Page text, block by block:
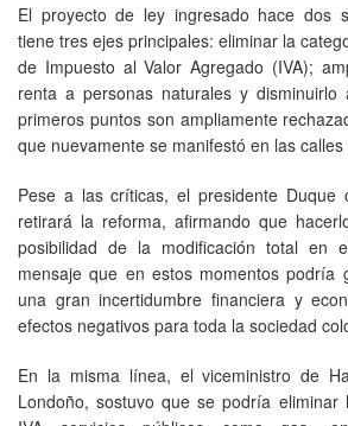
El proyecto de ley ingresado hace dos
tiene tres ejes principales: eliminar la
de Impuesto al Valor Agregado (IVA);
renta a personas naturales y
primeros puntos son ampliamente
que nuevamente se manifestó en las
Pese a las críticas, el presidente Duque
retirará la reforma, afirmando que
posibilidad de la modificación total en
mensaje que en estos momentos podría
una gran incertidumbre financiera y
efectos negativos para toda la sociedad
En la misma línea, el viceministro de
Londoño, sostuvo que se podría